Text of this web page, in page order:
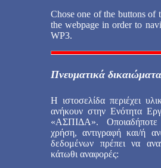
Chose one of the buttons of
the webpage in order to
WP3.
Πνευματικά
Η ιστοσελίδα περιέχει
ανήκουν στην Ενότητα
«ΑΣΠΙΔΑ».
χρήση, αντιγραφή και/ή
δεδομένων πρέπει να
κάτωθι αναφορές: